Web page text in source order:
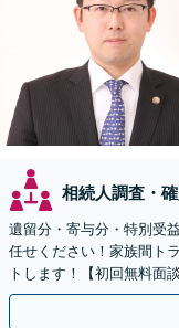
相続人調査・
遺留分・寄与分・特別受
任せください！家族間ト
トします！【初回無料面
遺言書作成もご相談くだ